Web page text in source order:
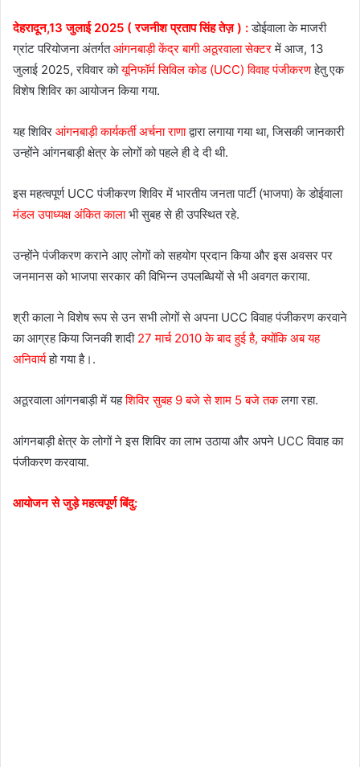
देहरादून,13 जुलाई 2025 ( रजनीश प्रताप सिंह तेज़ ) : डोईवाला के माजरी
ग्रांट परियोजना अंतर्गतआंगनबाड़ी केंद्र बागी अठूरवाला सेक्टरमें आज, 13
जुलाई 2025, रविवार कोयूनिफॉर्म सिविल कोड (UCC) विवाह पंजीकरणहेतु एक
विशेष शिविर का आयोजन किया गया.
यह शिविर आंगनबाड़ी कार्यकर्ती अर्चना राणाद्वारा लगाया गया था, जिसकी जानकारी
उन्होंने आंगनबाड़ी क्षेत्र के लोगों को पहले ही दे दी थी.
इस महत्वपूर्ण UCC पंजीकरण शिविर में भारतीय जनता पार्टी (भाजपा) के डोईवाला
मंडल उपाध्यक्ष अंकित कालाभी सुबह से ही उपस्थित रहे.
उन्होंने पंजीकरण कराने आए लोगों को सहयोग प्रदान किया और इस अवसर पर
जनमानस को भाजपा सरकार की विभिन्न उपलब्धियों से भी अवगत कराया.
श्री काला ने विशेष रूप से उन सभी लोगों से अपना UCC विवाह पंजीकरण करवाने
का आग्रह किया जिनकी शादी 27 मार्च 2010 के बाद हुई है, क्योंकि अब यह
अनिवार्यहो गया है।.
अठूरवाला आंगनबाड़ी में यहशिविर सुबह 9 बजे से शाम 5 बजे तकलगा रहा.
आंगनबाड़ी क्षेत्र के लोगों ने इस शिविर का लाभ उठाया और अपने UCC विवाह का
पंजीकरण करवाया.
आयोजन से जुड़े महत्वपूर्ण बिंदु: